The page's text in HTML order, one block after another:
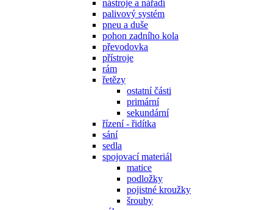
nástroje a nářadí
palivový systém
pneu a duše
pohon zadního kola
převodovka
přístroje
rám
řetězy
ostatní části
primární
sekundární
řízení - řidítka
sání
sedla
spojovací materiál
matice
podložky
pojistné kroužky
šrouby